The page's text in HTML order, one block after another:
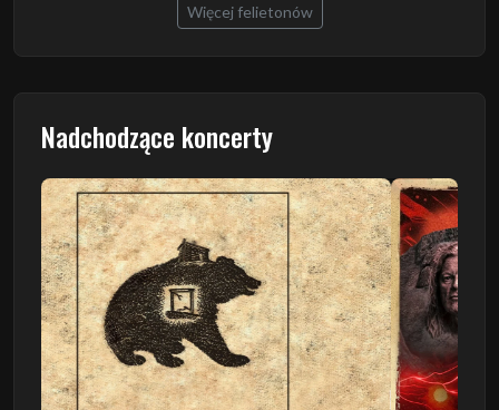
Więcej felietonów
Nadchodzące koncerty
Poprzedni Następny